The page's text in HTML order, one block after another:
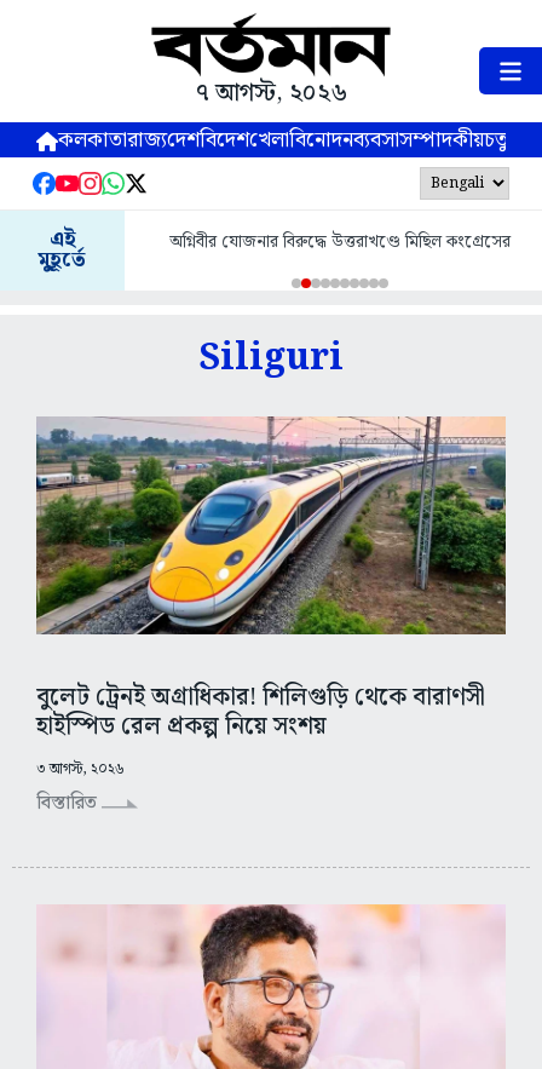
৭ আগস্ট, ২০২৬
কলকাতারাজ্যদেশবিদেশখেলাবিনোদনব্যবসাসম্পাদকীয়
এই
মুহূর্তে
উত্তরাখণ্ডে মিছিল কংগ্রেসের
জলপাইগুড়িতে আবাস যোজনায় আজ
বেনিফিশিয়ারির অ্যাকাউন্টে দ্বিতীয় কিস্তির
Siliguri
বুলেট ট্রেনই অগ্রাধিকার! শিলিগুড়ি থেকে বারাণসী
হাইস্পিড রেল প্রকল্প নিয়ে সংশয়
৩ আগস্ট, ২০২৬
বিস্তারিত